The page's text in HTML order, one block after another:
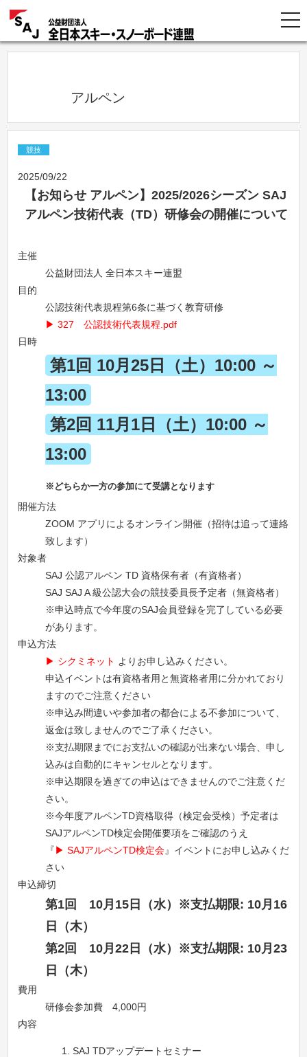
            アルペン
競技
2025/09/22
【お知らせ アルペン】2025/2026シーズン SAJ
アルペン技術代表（TD）研修会の開催について
主催
公益財団法人 全日本スキー連盟
目的
公認技術代表規程第6条に基づく教育研修
327 公認技術代表規程.pdf
日時
第1回 10月25日（土）10:00 ～
13:00
第2回 11月1日（土）10:00 ～
13:00
※どちらか一方の参加にて受講となります
開催方法
ZOOM アプリによるオンライン開催（招待は追って連絡
致します）
対象者
SAJ 公認アルペン TD 資格保有者（有資格者）
SAJ SAJ A 級公認大会の競技委員長予定者（無資格者）
※申込時点で今年度のSAJ会員登録を完了している必要
があります。
申込方法
シクミネット よりお申し込みください。
申込イベントは有資格者用と無資格者用に分かれており
ますのでご注意ください
※申込み間違いや参加者の都合による不参加について、
返金は致しませんのでご了承ください。
※支払期限までにお支払いの確認が出来ない場合、申し
込みは自動的にキャンセルとなります。
※申込期限を過ぎての申込はできませんのでご注意くだ
さい。
※今年度アルペンTD資格取得（検定会受検）予定者は
SAJアルペンTD検定会開催要項をご確認のうえ
『
SAJアルペンTD検定会』イベントにお申し込みくだ
さい
申込締切
第1回 10月15日（水）※支払期限: 10月16
日（木）
第2回 10月22日（水）※支払期限: 10月23
日（木）
費用
研修会参加費 4,000円
内容
SAJ TDアップデートセミナー